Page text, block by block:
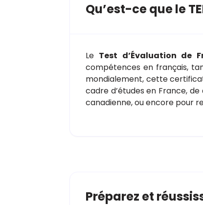
Qu’est-ce que le
Le Test d’Évaluation de
compétences en français,
mondialement, cette
cadre d’études en France,
canadienne, ou encore pour
Préparez et